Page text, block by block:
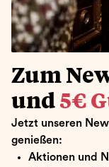
Zum
und 5€
Jetzt unseren
genießen:
Aktionen und